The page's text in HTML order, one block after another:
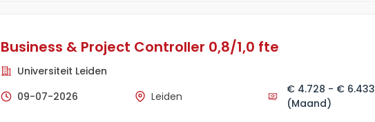
Business & Project Controller 0,8/1,0 fte
Universiteit Leiden
09-07-2026
Leiden
€ 4.728 - € 6.433
(Maand)